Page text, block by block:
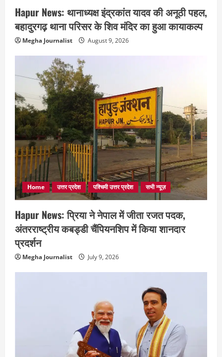
Hapur News: थानाध्यक्ष इंद्रकांत यादव की अनूठी पहल,
बहादुरगढ़ थाना परिसर के शिव मंदिर का हुआ कायाकल्प
Megha Journalist August 9, 2026
Home उत्तर प्रदेश पश्चिमी उत्तर प्रदेश सभी न्यूज़
Hapur News: प्रिया ने नेपाल में जीता रजत पदक,
अंतरराष्ट्रीय कबड्डी चैंपियनशिप में किया शानदार
प्रदर्शन
Megha Journalist July 9, 2026